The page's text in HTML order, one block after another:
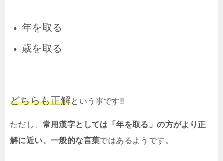
年を取る
歳を取る
どちらも正解という事です!!
ただし、 常用漢字としては「年を取る」の方がより正
解に近い、一般的な言葉ではあるようです。